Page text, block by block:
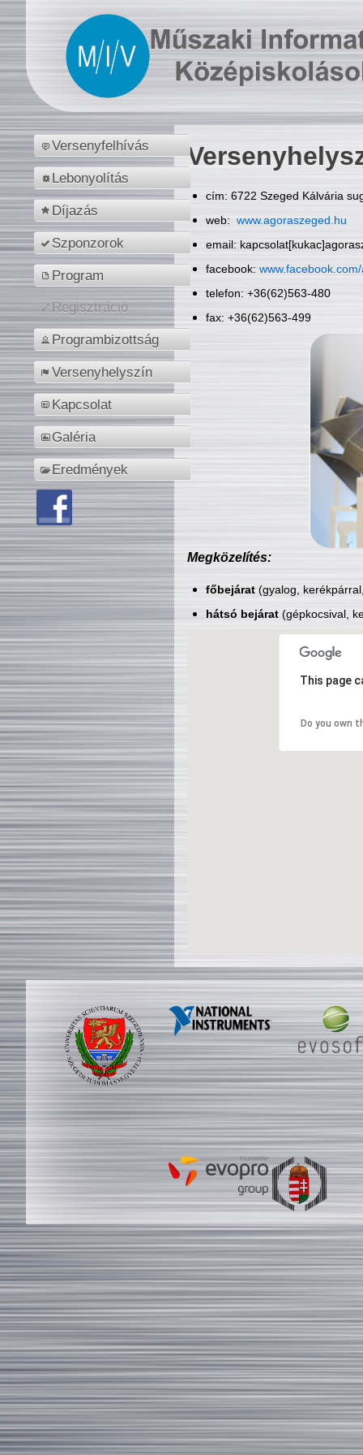
Versenyfelhívás
Lebonyolítás
Díjazás
Szponzorok
Program
Regisztráció
Programbizottság
Versenyhelyszín
Kapcsolat
Galéria
Eredmények
cím: 6722 Szeged Kálvária
web: www.agoraszeged.hu
email:
facebook:
telefon: +36(62)563-480
fax: +36(62)563-499
Megközelítés:
főbejárat(gyalog,
hátsó bejárat(gépkocsival,
This page
Do you own